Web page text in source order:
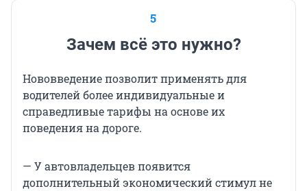
5
Зачем всё это нужно?
Нововведение позволит применять для
водителей более индивидуальные и
справедливые тарифы на основе их
поведения на дороге.
— У автовладельцев появится
дополнительный экономический стимул не